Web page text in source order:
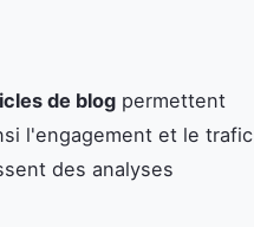
de blog permettent
l'engagement et le trafic
des analyses